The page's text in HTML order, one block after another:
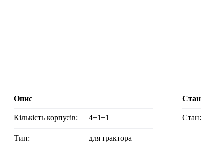
Опис
Кількість корпусів: 4+1+1
Тип: для трактора
Стан
Стан: